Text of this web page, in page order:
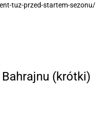
tuz-przed-startem-sezonu/
(krótki)